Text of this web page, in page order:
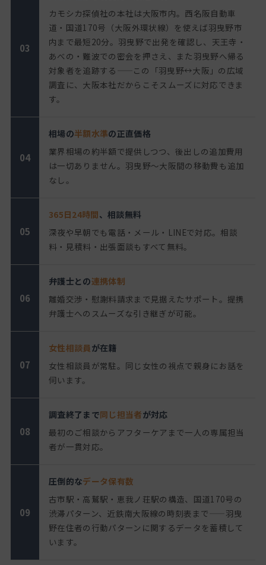
03
カモシカ探偵社の本社は大阪市内。西名阪自動車
道・国道170号（大阪外環状線）を使えば羽曳野市
内まで最短20分。羽曳野で出発を確認し、天王寺・
あべの・難波での密会を押さえ、また羽曳野へ帰る
対象者を追跡する——この「羽曳野↔大阪」の広域
調査に、大阪本社だからこそスムーズに対応できま
す。
04
相場の半額水準の正直価格
業界相場の約半額で提供しつつ、後出しの追加費用
は一切ありません。羽曳野〜大阪間の移動費も追加
なし。
05
365日24時間、相談無料
深夜や早朝でも電話・メール・LINEで対応。相談
料・見積料・出張面談もすべて無料。
06
弁護士との連携体制
離婚交渉・慰謝料請求まで見据えたサポート。提携
弁護士へのスムーズな引き継ぎが可能。
07
女性相談員 が在籍
女性相談員が常駐。同じ女性の視点で親身にお話を
伺います。
08
調査終了まで同じ担当者が対応
最初のご相談からアフターケアまで一人の専属担当
者が一貫対応。
09
圧倒的なデータ保有数
古市駅・高鷲駅・恵我ノ荘駅の構造、国道170号の
渋滞パターン、近鉄南大阪線の時刻表まで——羽曳
野在住者の行動パターンに関するデータを蓄積して
います。